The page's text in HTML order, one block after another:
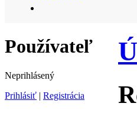
Používateľ
Neprihlásený
Prihlásiť | Registrácia